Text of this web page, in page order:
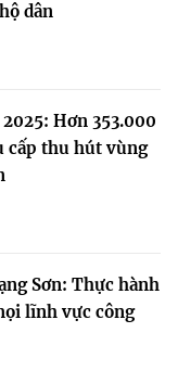
dân
Hơn 353.000
cấp thu hút vùng
Sơn: Thực hành
lĩnh vực công